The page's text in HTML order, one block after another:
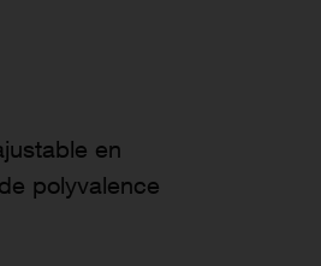
en
polyvalence